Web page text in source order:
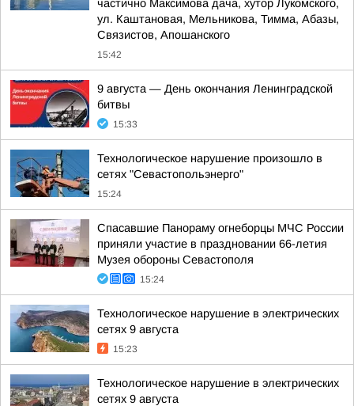
частично Максимова дача, хутор Лукомского,
ул. Каштановая, Мельникова, Тимма, Абазы,
Связистов, Апошанского
15:42
9 августа — День окончания Ленинградской
битвы
15:33
Технологическое нарушение произошло в
сетях "Севастопольэнерго"
15:24
Спасавшие Панораму огнеборцы МЧС России
приняли участие в праздновании 66-летия
Музея обороны Севастополя
15:24
Технологическое нарушение в электрических
сетях 9 августа
15:23
Технологическое нарушение в электрических
сетях 9 августа